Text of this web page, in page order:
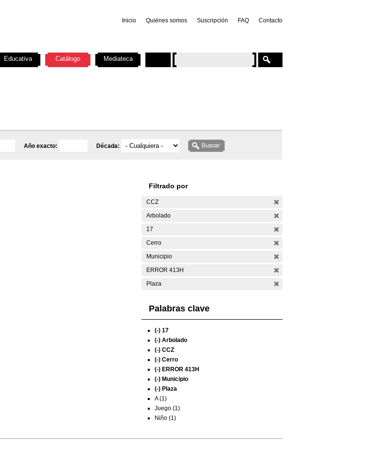
Inicio Quiénes somos Suscripción FAQ Contacto
Año exacto: Década:
Filtrado por
CCZ
Arbolado
17
Cerro
Municipio
ERROR 413H
Plaza
Palabras clave
(-) 17
(-) Arbolado
(-) CCZ
(-) Cerro
(-) ERROR 413H
(-) Municipio
(-) Plaza
A (1)
Juego (1)
Niño (1)
Educativa Catálogo Mediateca